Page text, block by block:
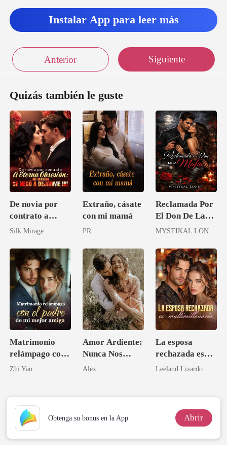
Instalar App para leer más
Anterior Siguiente
Quizás también le guste
De novia por
contrato a
eterna obsesión:
negó a dejarme
ir!
Silk Mirage
Extraño, cásate
con mi mamá
PR
Reclamada Por
El Don De La
Mafia
MYSTIKAL LONER
Matrimonio
relámpago con
el padre de mi
Zhi Yao
Amor Ardiente:
Nunca Nos
Separaremos
Alex
La esposa
rechazada es
multimillonaria
Leeland Lizardo
Obtenga su bonus en la App Abrir